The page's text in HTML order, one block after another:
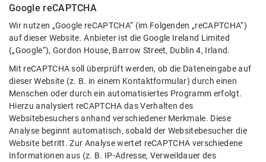
Google reCAPTCHA
Wir nutzen „Google reCAPTCHA“ (im Folgenden „reCAPTCHA“)
auf dieser Website. Anbieter ist die Google Ireland Limited
(„Google“), Gordon House, Barrow Street, Dublin 4, Irland.
Mit reCAPTCHA soll überprüft werden, ob die Dateneingabe auf
dieser Website (z. B. in einem Kontaktformular) durch einen
Menschen oder durch ein automatisiertes Programm erfolgt.
Hierzu analysiert reCAPTCHA das Verhalten des
Websitebesuchers anhand verschiedener Merkmale. Diese
Analyse beginnt automatisch, sobald der Websitebesucher die
Website betritt. Zur Analyse wertet reCAPTCHA verschiedene
Informationen aus (z. B. IP-Adresse, Verweildauer des